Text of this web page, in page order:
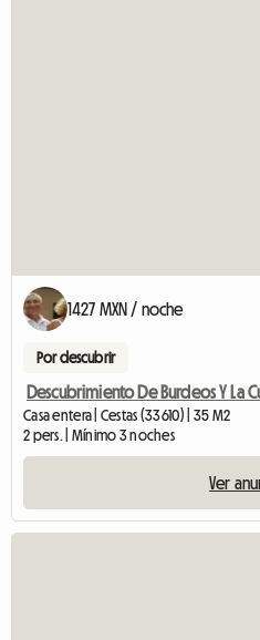
1427 MXN / noche
Por descubrir
Descubrimiento De Burdeos Y La
Casa entera | Cestas (33610) | 35 M2
2 pers. | Mínimo 3 noches
Ver